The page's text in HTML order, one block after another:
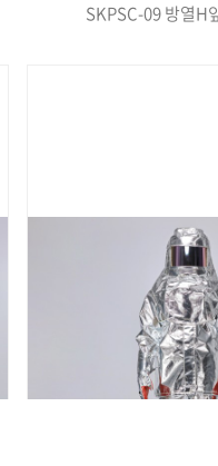
SKPSC-09 방열H